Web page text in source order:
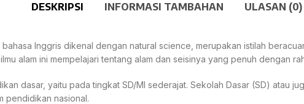
DESKRIPSI INFORMASI TAMBAHAN ULASAN (0)
bahasa Inggris dikenal dengan natural science, merupakan istilah
alam ini mempelajari tentang alam dan seisinya yang penuh dengan
dasar, yaitu pada tingkat SD/MI sederajat. Sekolah Dasar (SD) atau
pendidikan nasional.